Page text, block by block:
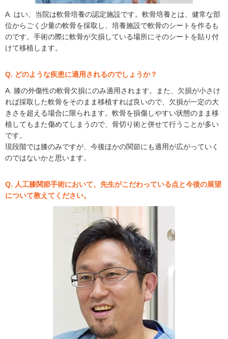
A. はい、当院は軟骨培養の認定施設です。軟骨培養とは、健常な部
位からごく少量の軟骨を採取し、培養施設で軟骨のシートを作るも
のです。手術の際に軟骨が欠損している場所にそのシートを貼り付
けて移植します。
Q. どのような疾患に適用されるのでしょうか？
A. 膝の外傷性の軟骨欠損にのみ適用されます。また、欠損が小さけ
れば採取した軟骨をそのまま移植すれば良いので、欠損が一定の大
きさを超える場合に限られます。軟骨を損傷しやすい状態のまま移
植してもまた傷めてしまうので、骨切り術と併せて行うことが多い
です。
現段階では膝のみですが、今後ほかの関節にも適用が広がっていく
のではないかと思います。
Q. 人工膝関節手術において、先生がこだわっている点と今後の展望
について教えてください。